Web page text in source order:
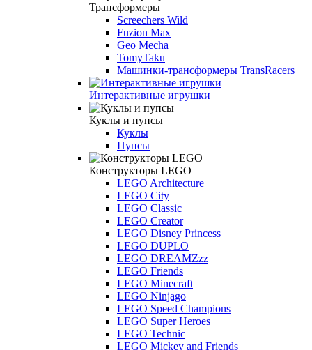
Трансформеры
Screechers Wild
Fuzion Max
Geo Mecha
TomyTaku
Машинки-трансформеры TransRacers
Интерактивные игрушки
Куклы и пупсы
Куклы
Пупсы
Конструкторы LEGO
LEGO Architecture
LEGO City
LEGO Classic
LEGO Creator
LEGO Disney Princess
LEGO DUPLO
LEGO DREAMZzz
LEGO Friends
LEGO Minecraft
LEGO Ninjago
LEGO Speed Champions
LEGO Super Heroes
LEGO Technic
LEGO Mickey and Friends